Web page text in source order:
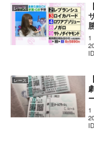
レース
1
レース
1